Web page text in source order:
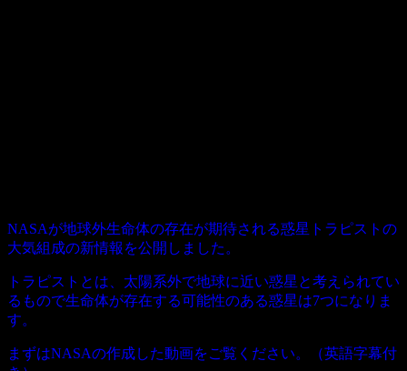
NASAが地球外生命体の存在が期待される惑星トラピストの
大気組成の新情報を公開しました。
トラピストとは、太陽系外で地球に近い惑星と考えられてい
るもので生命体が存在する可能性のある惑星は7つになりま
す。
まずはNASAの作成した動画をご覧ください。（英語字幕付